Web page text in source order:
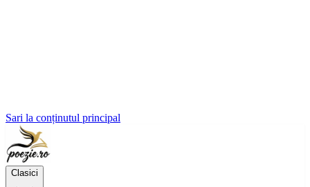
Sari la conținutul principal
Clasici